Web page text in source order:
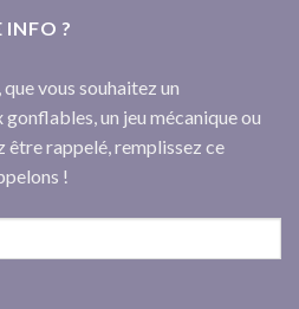
INFO ?
vous souhaitez un
un jeu mécanique ou
être rappelé, remplissez ce
!